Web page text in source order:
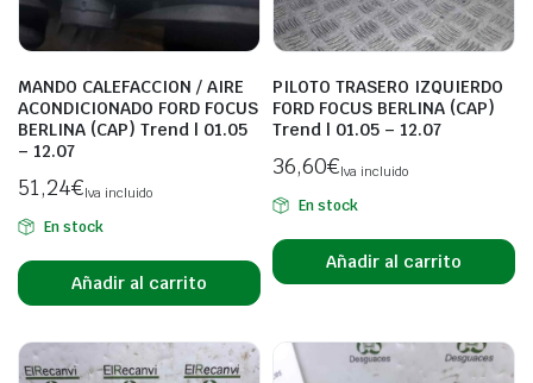
MANDO CALEFACCION / AIRE
ACONDICIONADO FORD FOCUS
BERLINA (CAP) Trend | 01.05
– 12.07
51,24€Iva incluido
En stock
Añadir al carrito
PILOTO TRASERO IZQUIERDO
FORD FOCUS BERLINA (CAP)
Trend | 01.05 – 12.07
36,60€Iva incluido
En stock
Añadir al carrito